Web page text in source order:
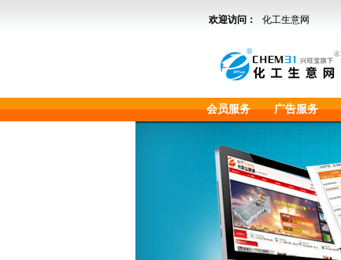
欢迎访问： 化工生意网
会员服务 广告服务